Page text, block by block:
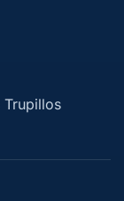
Trupillos